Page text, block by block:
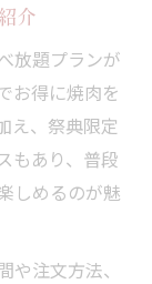
介
放題プランが
お得に焼肉を
え、祭典限定
もあり、普段
しめるのが魅
注文方法、